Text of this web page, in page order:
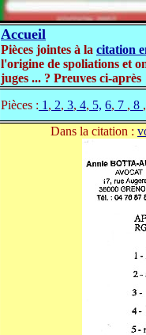
Accueil
Pièces jointes à la citation
l'origine de spoliations et
juges ... ? Preuves ci-après
Pièces : 1 , 2, 3, 4, 5, 6, 7 , 8 ,
Dans la citation :